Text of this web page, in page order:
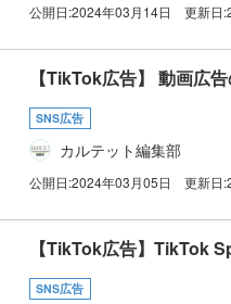
公開日:2024年03月14日 更新日:
【TikTok広告】 動画広
SNS広告
カルテット編集部
公開日:2024年03月05日 更新日:
【TikTok広告】TikTok
SNS広告